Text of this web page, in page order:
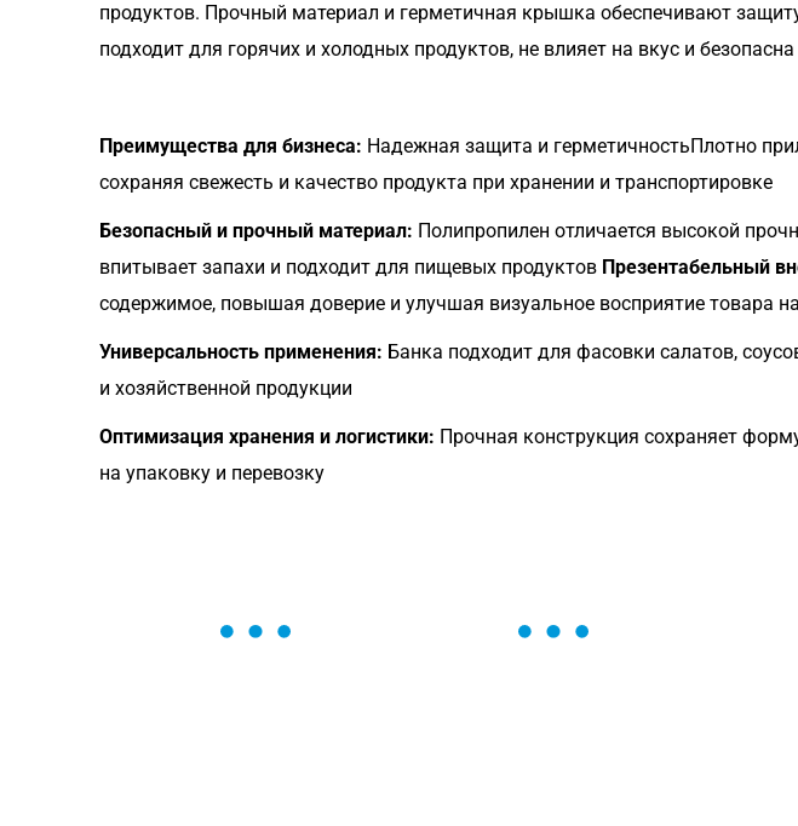
продуктов. Прочный материал и герметичная крышка обеспечивают
подходит для горячих и холодных продуктов, не влияет на вкус и
Преимущества для бизнеса: Надежная защита и герметичностьПлотно
сохраняя свежесть и качество продукта при хранении и транспортировке
Безопасный и прочный материал: Полипропилен отличается высокой
впитывает запахи и подходит для пищевых продуктов Презентабельный
содержимое, повышая доверие и улучшая визуальное восприятие товара
Универсальность применения: Банка подходит для фасовки салатов,
и хозяйственной продукции
Оптимизация хранения и логистики: Прочная конструкция сохраняет
на упаковку и перевозку